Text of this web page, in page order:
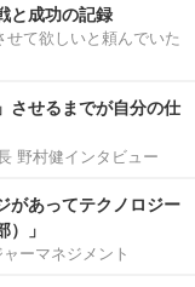
と成功の記録
て欲しいと頼んでいた
させるまでが自分の仕
野村健インタビュー
があってテクノロジー
」
ーマネジメント